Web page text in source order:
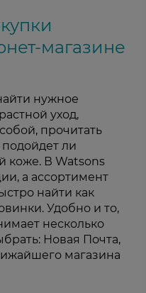
магазине
нужное
уход,
прочитать
подойдет ли
коже. В Watsons
а ассортимент
найти как
Удобно и то,
несколько
Новая Почта,
магазина